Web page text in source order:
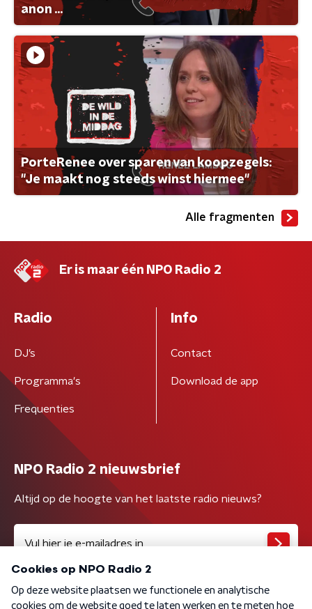
anon ...
PorteRenee over sparen van koopzegels:
"Je maakt nog steeds winst hiermee"
Alle fragmenten
Er is maar één NPO Radio 2
Radio
DJ’s
Programma's
Frequenties
Info
Contact
Download de app
NPO Radio 2 nieuwsbrief
Altijd op de hoogte van het laatste radio nieuws?